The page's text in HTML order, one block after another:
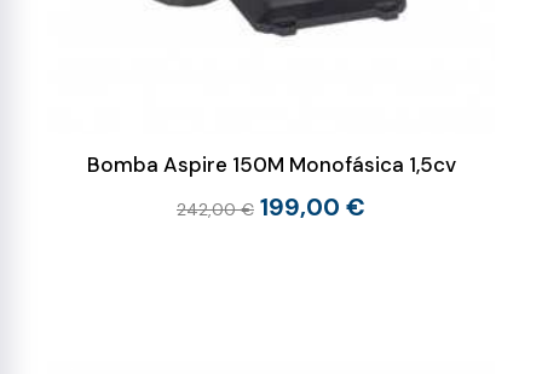
Bomba Aspire 150M Monofásica 1,5cv
242,00 € 199,00 €